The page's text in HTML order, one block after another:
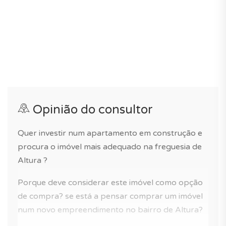
vizinhança.Opinião do consultor
Quer investir num apartamento em construção e
procura o imóvel mais adequado na freguesia de
Altura ?
Porque deve considerar este imóvel como opção
de compra? se está a pensar comprar um imóvel
num novo empreendimento no bairro de Altura?